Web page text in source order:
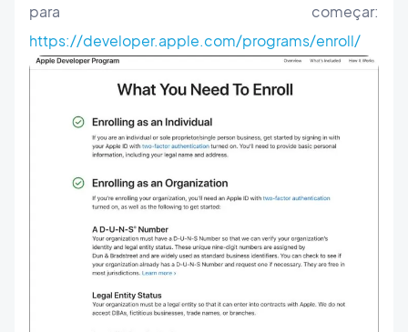
para começar:
https://developer.apple.com/programs/enroll/